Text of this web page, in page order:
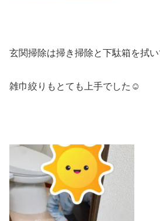
玄関掃除は掃き掃除と下駄箱を拭
雑巾絞りもとても上手でした☺